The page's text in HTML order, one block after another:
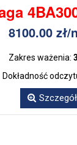
8100.00 zł/
Zakres ważenia:
Dokładność